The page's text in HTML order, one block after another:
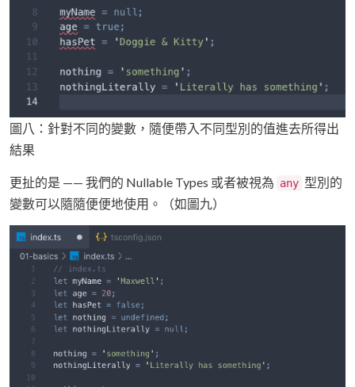
圖八：針對不同的變數，隨便帶入不同型別的值進去所得出
結果
更扯的是 —— 我們的 Nullable Types 或者被視為 any 型別的
變數可以隨隨便便地使用。（如圖九）